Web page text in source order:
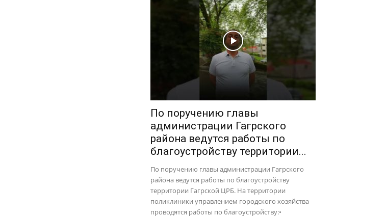
По поручению главы
администрации Гагрского
района ведутся работы по
благоустройству территории...
По поручению главы администрации Гагрского
района ведутся работы по благоустройству
территории Гагрской ЦРБ. На территории
поликлиники управлением городского хозяйства
проводятся работы по благоустройству:•